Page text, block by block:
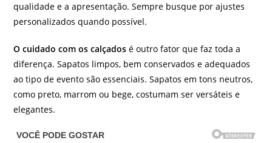
qualidade e a apresentação. Sempre busque por ajustes
personalizados quando possível.
O cuidado com os calçados é outro fator que faz toda a
diferença. Sapatos limpos, bem conservados e adequados
ao tipo de evento são essenciais. Sapatos em tons neutros,
como preto, marrom ou bege, costumam ser versáteis e
elegantes.